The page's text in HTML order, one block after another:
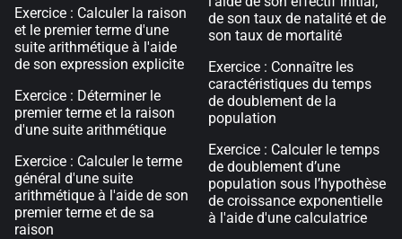
Exercice : Calculer la raison
et le premier terme d'une
suite arithmétique à l'aide
de son expression explicite
Exercice : Déterminer le
premier terme et la raison
d'une suite arithmétique
Exercice : Calculer le terme
général d'une suite
arithmétique à l'aide de son
premier terme et de sa
raison
de son taux de natalité et de
son taux de mortalité
Exercice : Connaître les
caractéristiques du temps
de doublement de la
population
Exercice : Calculer le temps
de doublement d’une
population sous l’hypothèse
de croissance exponentielle
à l'aide d'une calculatrice